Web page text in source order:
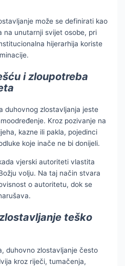
može se definirati kao
na unutarnji svijet osobe, pri
hijerarhija koriste
i zloupotreba
duhovnog zlostavljanja jeste
Kroz pozivanje na
kazne ili pakla, pojedinci
koje inače ne bi donijeli.
vjerski autoriteti vlastita
volju. Na taj način stvara
o autoritetu, dok se
teško
duhovno zlostavljanje često
kroz riječi, tumačenja,